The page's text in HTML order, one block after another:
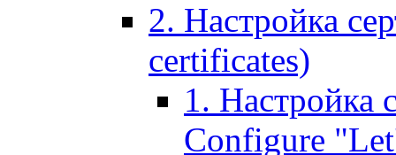
2. Настройка
certificates)
1. Настройка
Configure